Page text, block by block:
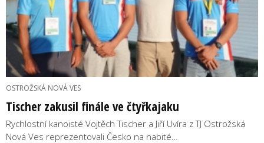
OSTROŽSKÁ NOVÁ VES
Tischer zakusil finále ve čtyřkajaku
Rychlostní kanoisté Vojtěch Tischer a Jiří Uvíra z TJ Ostrožská
Nová Ves reprezentovali Česko na nabité…